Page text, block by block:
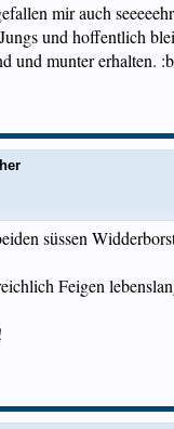
mir auch
und hoffentlich
und munter erhalten.
süssen
Feigen